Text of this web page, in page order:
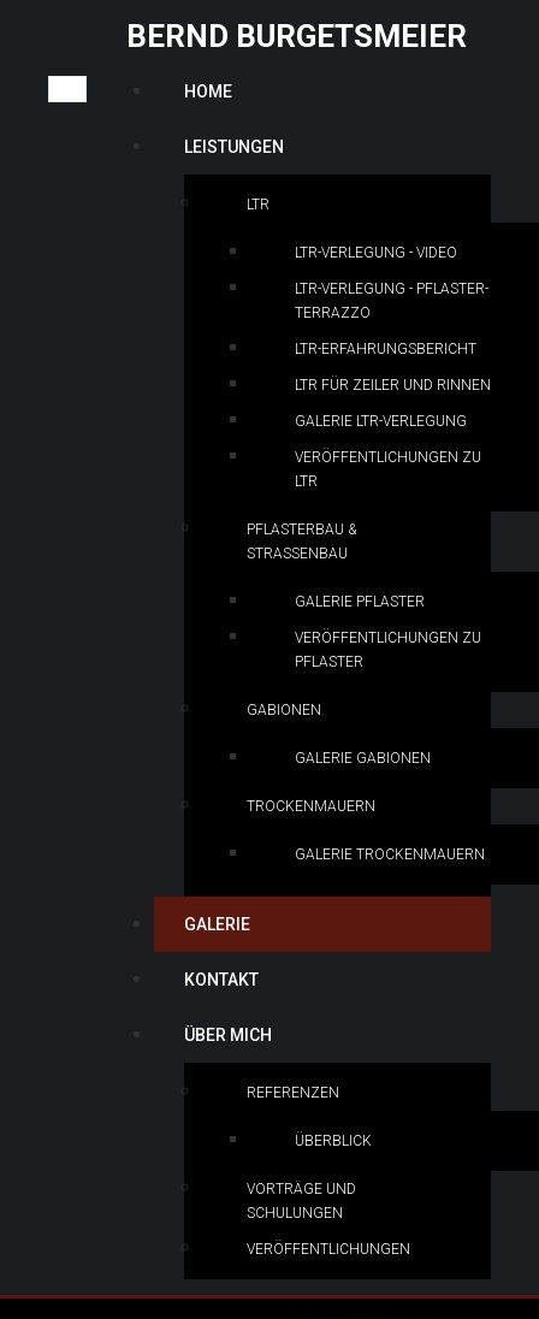
BERND BURGETSMEIER
HOME
LEISTUNGEN
LTR
LTR-VERLEGUNG - VIDEO
LTR-VERLEGUNG - PFLASTER-
TERRAZZO
LTR-ERFAHRUNGSBERICHT
LTR FÜR ZEILER UND RINNEN
GALERIE LTR-VERLEGUNG
VERÖFFENTLICHUNGEN ZU
LTR
PFLASTERBAU &
STRASSENBAU
GALERIE PFLASTER
VERÖFFENTLICHUNGEN ZU
PFLASTER
GABIONEN
GALERIE GABIONEN
TROCKENMAUERN
GALERIE TROCKENMAUERN
GALERIE
KONTAKT
ÜBER MICH
REFERENZEN
ÜBERBLICK
VORTRÄGE UND
SCHULUNGEN
VERÖFFENTLICHUNGEN